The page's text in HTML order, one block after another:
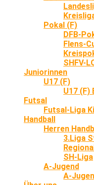
Pokal (F)
DFB-
Flens-
SHFV-
Juniorinnen
U17 (F)
U17 (F)
Futsal
Futsal-Liga
Handball
Herren
3.Liga
SH-Liga
A-Jugend
A-